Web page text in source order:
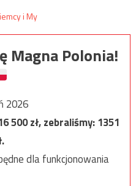
Magna Polonia!
2026
500zł, zebraliśmy:1351
dla funkcjonowania